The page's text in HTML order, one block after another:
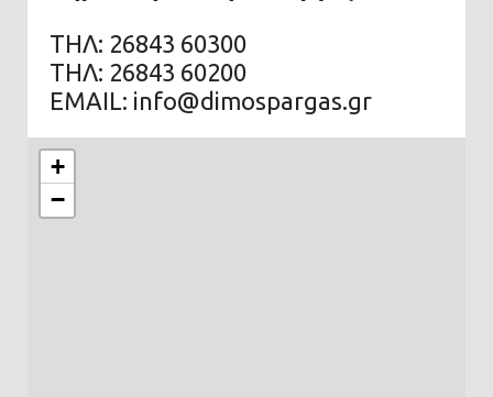
ΤΗΛ: 26843 60300
ΤΗΛ: 26843 60200
EMAIL: info@dimospargas.gr
+
−